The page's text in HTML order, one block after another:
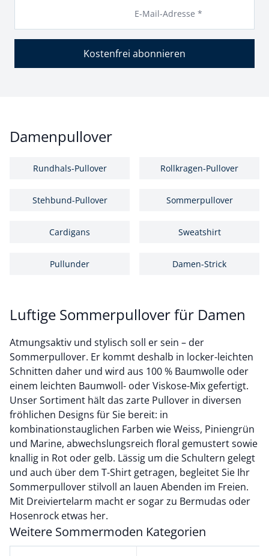
E-Mail-Adresse *
Kostenfrei abonnieren
Damenpullover
Rundhals-Pullover Rollkragen-Pullover
Stehbund-Pullover Sommerpullover
Cardigans Sweatshirt
Pullunder Damen-Strick
Luftige Sommerpullover für Damen
Atmungsaktiv und stylisch soll er sein – der
Sommerpullover. Er kommt deshalb in locker-leichten
Schnitten daher und wird aus 100 % Baumwolle oder
einem leichten Baumwoll- oder Viskose-Mix gefertigt.
Unser Sortiment hält das zarte Pullover in diversen
fröhlichen Designs für Sie bereit: in
kombinationstauglichen Farben wie Weiss, Piniengrün
und Marine, abwechslungsreich floral gemustert sowie
knallig in Rot oder gelb. Lässig um die Schultern gelegt
und auch über dem T-Shirt getragen, begleitet Sie Ihr
Sommerpullover stilvoll an lauen Abenden im Freien.
Mit Dreiviertelarm macht er sogar zu Bermudas oder
Hosenrock etwas her.
Weitere Sommermoden Kategorien